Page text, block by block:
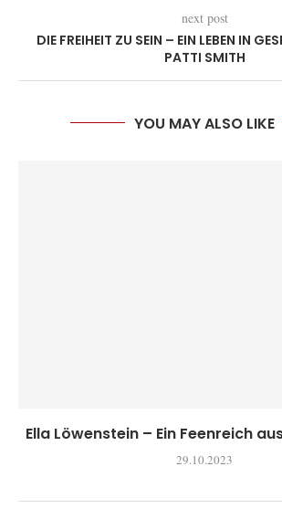
next post
DIE FREIHEIT ZU SEIN – EIN LEBEN IN
PATTI SMITH
YOU MAY ALSO LIKE
Ella Löwenstein – Ein Feenreich
29.10.2023